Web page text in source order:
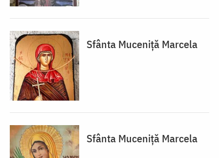
Sfânta Muceniță Marcela
Sfânta Muceniță Marcela